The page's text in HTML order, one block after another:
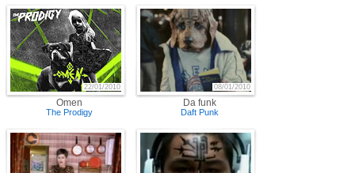
Omen
22/01/2010
The Prodigy
Da funk
08/01/2010
Daft Punk